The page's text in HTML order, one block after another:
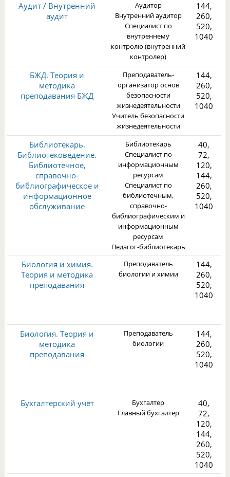
Аудит / Внутренний
аудит
Аудитор
Внутренний аудитор
Специалист по
внутреннему
контролю (внутренний
контролер)
144,
260,
520,
1040
БЖД. Теория и
методика
преподавания БЖД
Преподаватель-
организатор основ
безопасности
жизнедеятельности
Учитель безопасности
жизнедеятельности
144,
260,
520,
1040
Библиотекарь.
Библиотековедение.
Библиотечное,
справочно-
библиографическое и
информационное
обслуживание
Библиотекарь
Специалист по
информационным
ресурсам
Специалист по
библиотечным,
справочно-
библиографическим и
информационным
ресурсам
Педагог-библиотекарь
40,
72,
120,
144,
260,
520,
1040
Биология и химия.
Теория и методика
преподавания
Преподаватель
биологии и химии
144,
260,
520,
1040
Биология. Теория и
методика
преподавания
Преподаватель
биологии
144,
260,
520,
1040
Бухгалтерский учёт
Бухгалтер
Главный бухгалтер
40,
72,
120,
144,
260,
520,
1040